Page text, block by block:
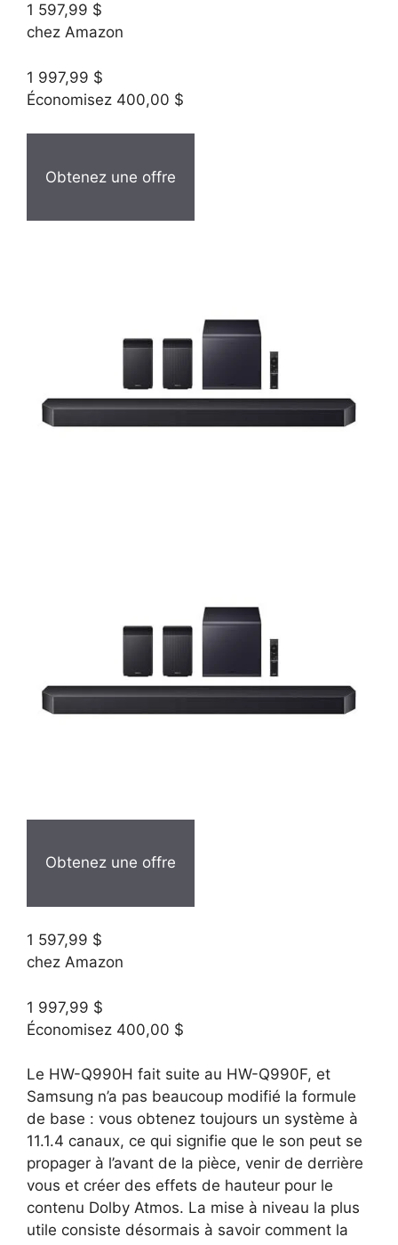
1 597,99 $
chez Amazon
1 997,99 $
Économisez 400,00 $
Obtenez une offre
Obtenez une offre
1 597,99 $
chez Amazon
1 997,99 $
Économisez 400,00 $
Le HW-Q990H fait suite au HW-Q990F, et
Samsung n’a pas beaucoup modifié la formule
de base : vous obtenez toujours un système à
11.1.4 canaux, ce qui signifie que le son peut se
propager à l’avant de la pièce, venir de derrière
vous et créer des effets de hauteur pour le
contenu Dolby Atmos. La mise à niveau la plus
utile consiste désormais à savoir comment la